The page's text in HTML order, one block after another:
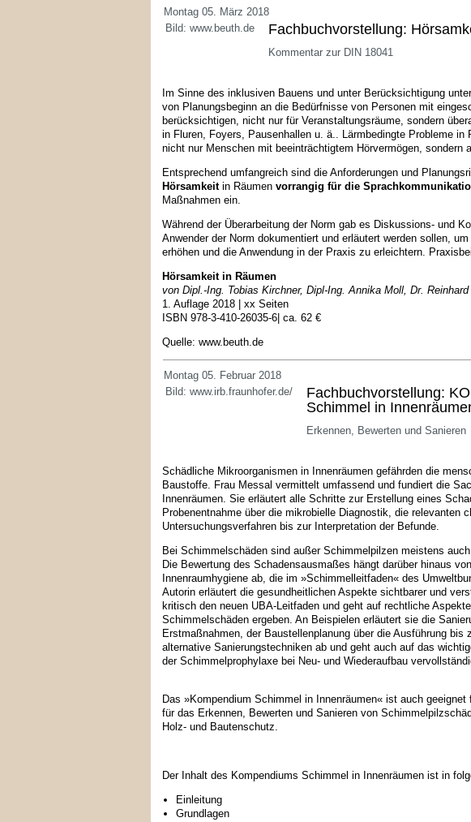
Montag 05. März 2018
Bild: www.beuth.de
Fachbuchvorstellung:
Kommentar zur DIN 18041
Im Sinne des inklusiven Bauens und unter Berücksichtigung
von Planungsbeginn an die Bedürfnisse von Personen mit
berücksichtigen, nicht nur für Veranstaltungsräume, sondern
in Fluren, Foyers, Pausenhallen u. ä.. Lärmbedingte Probleme in
nicht nur Menschen mit beeinträchtigtem Hörvermögen, sondern
Entsprechend umfangreich sind die Anforderungen und
Hörsamkeitin Räumen vorrangig für die
Maßnahmen ein.
Während der Überarbeitung der Norm gab es Diskussions- und
Anwender der Norm dokumentiert und erläutert werden sollen,
erhöhen und die Anwendung in der Praxis zu erleichtern.
Hörsamkeit in Räumen
von Dipl.-Ing. Tobias Kirchner, Dipl-Ing. Annika Moll, Dr. Reinhard
1. Auflage 2018 | xx Seiten
ISBN 978-3-410-26035-6| ca. 62 €
Quelle: www.beuth.de
Montag 05. Februar 2018
Bild: www.irb.fraunhofer.de/
Fachbuchvorstellung:
Schimmel in
Erkennen, Bewerten und Sanieren
Schädliche Mikroorganismen in Innenräumen gefährden die
Baustoffe. Frau Messal vermittelt umfassend und fundiert die
Innenräumen. Sie erläutert alle Schritte zur Erstellung eines
Probenentnahme über die mikrobielle Diagnostik, die relevanten
Untersuchungsverfahren bis zur Interpretation der Befunde.
Bei Schimmelschäden sind außer Schimmelpilzen meistens
Die Bewertung des Schadensausmaßes hängt darüber hinaus
Innenraumhygiene ab, die im »Schimmelleitfaden« des
Autorin erläutert die gesundheitlichen Aspekte sichtbarer und
kritisch den neuen UBA-Leitfaden und geht auf rechtliche
Schimmelschäden ergeben. An Beispielen erläutert sie die
Erstmaßnahmen, der Baustellenplanung über die Ausführung bis
alternative Sanierungstechniken ab und geht auch auf das
der Schimmelprophylaxe bei Neu- und Wiederaufbau
Das »Kompendium Schimmel in Innenräumen« ist auch
für das Erkennen, Bewerten und Sanieren von
Holz- und Bautenschutz.
Der Inhalt des Kompendiums Schimmel in Innenräumen ist in
Einleitung
Grundlagen